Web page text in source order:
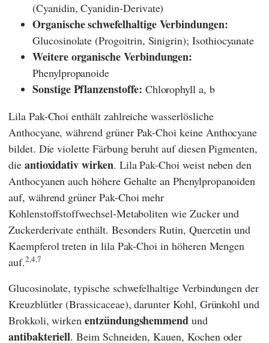
(Cyanidin, Cyanidin-Derivate)
Organische schwefelhaltige Verbindungen:
Glucosinolate (Progoitrin, Sinigrin); Isothiocyanate
Weitere organische Verbindungen:
Phenylpropanoide
Sonstige Pflanzenstoffe: Chlorophyll a, b
Lila Pak-Choi enthält zahlreiche wasserlösliche
Anthocyane, während grüner Pak-Choi keine Anthocyane
bildet. Die violette Färbung beruht auf diesen Pigmenten,
die antioxidativ wirken. Lila Pak-Choi weist neben den
Anthocyanen auch höhere Gehalte an Phenylpropanoiden
auf, während grüner Pak-Choi mehr
Kohlenstoffstoffwechsel-Metaboliten wie Zucker und
Zuckerderivate enthält. Besonders Rutin, Quercetin und
Kaempferol treten in lila Pak-Choi in höheren Mengen
auf.2,4,7
Glucosinolate, typische schwefelhaltige Verbindungen der
Kreuzblütler (Brassicaceae), darunter Kohl, Grünkohl und
Brokkoli, wirkenentzündungshemmendund
antibakteriell. Beim Schneiden, Kauen, Kochen oder